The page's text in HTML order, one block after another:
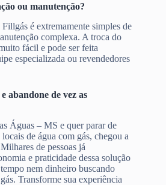
ou manutenção?
é extremamente simples de
complexa. A troca do
fácil e pode ser feita
especializada ou revendedores
abandone de vez as
Águas – MS e quer parar de
de água com gás, chegou a
de pessoas já
e praticidade dessa solução
nem dinheiro buscando
Transforme sua experiência